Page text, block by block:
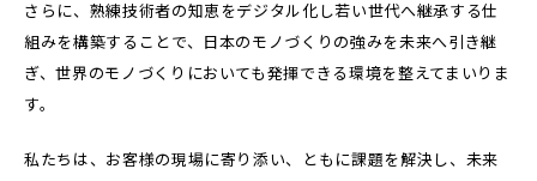
さらに、熟練技術者の知恵をデジタル化し若い世代へ継承する仕
組みを構築することで、日本のモノづくりの強みを未来へ引き継
ぎ、世界のモノづくりにおいても発揮できる環境を整えてまいりま
す。
私たちは、お客様の現場に寄り添い、ともに課題を解決し、未来